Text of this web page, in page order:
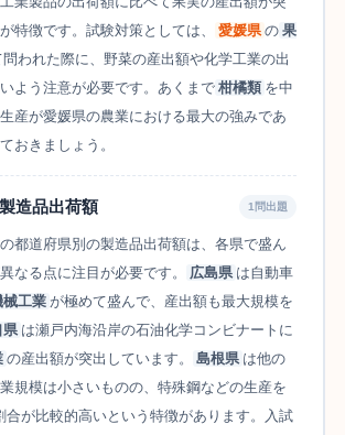
特徴です。試験対策としては、
愛媛県 の 果
問われた際に、野菜の産出額や化学工業の出
よう注意が必要です。あくまで 柑橘類 を中
産が愛媛県の農業における最大の強みであ
おきましょう。
造品出荷額 1問出題
都道府県別の製造品出荷額は、各県で盛ん
なる点に注目が必要です。
広島県 は自動車
工業 が極めて盛んで、産出額も最大規模を
県 は瀬戸内海沿岸の石油化学コンビナートに
の産出額が突出しています。 島根県 は他の
規模は小さいものの、特殊鋼などの生産を
合が比較的高いという特徴があります。入試